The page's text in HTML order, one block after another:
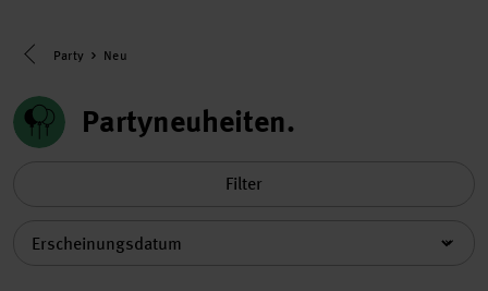
Eine Kategorie zurück navigieren
Party Neu
Partyneuheiten
Filter